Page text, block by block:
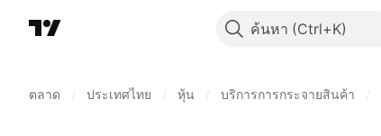
ค้นหา
ตลาด ประเทศไทย หุ้น บริการการกระจายสินค้า